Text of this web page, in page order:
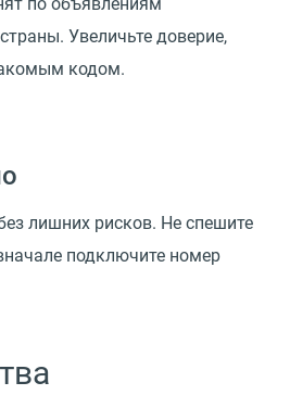
Увеличьте доверие,
кодом.
лишних рисков. Не спешите
подключите номер